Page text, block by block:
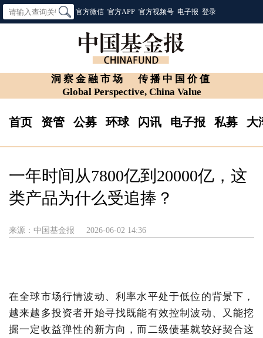
官方微信 官方APP 官方视频号 电子报 登录
洞察金融市场
传播中国价值
Global Perspective, China Value
首页 资管 公募 环球 闪讯 电子报 私募 大
一年时间从7800亿到20000亿，这
类产品为什么受追捧？
来源：中国基金报 2026-06-02 14:36
在全球市场行情波动、利率水平处于低位的背景下，
越来越多投资者开始寻找既能有效控制波动、又能挖
掘一定收益弹性的新方向，而二级债基就较好契合这